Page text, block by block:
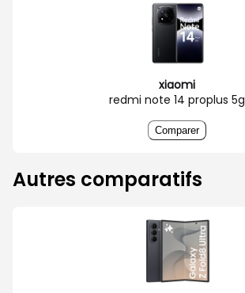
xiaomi
redmi note 14 proplus 5g
Comparer
Autres comparatifs